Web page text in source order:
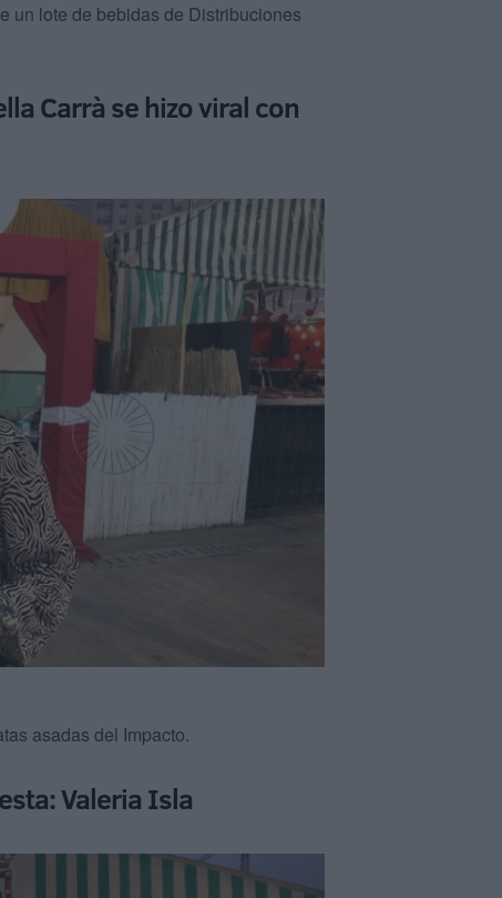
un lote de bebidas de Distribuciones
Carrà se hizo viral con
asadas del Impacto.
Valeria Isla